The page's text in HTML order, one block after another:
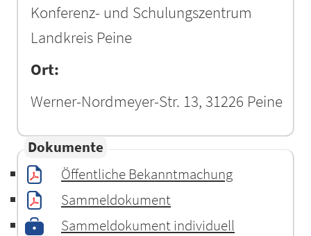
Konferenz- und Schulungszentrum
Landkreis Peine
Ort:
Werner-Nordmeyer-Str. 13, 31226 Peine
Dokumente
Öffentliche Bekanntmachung
Sammeldokument
Sammeldokument individuell